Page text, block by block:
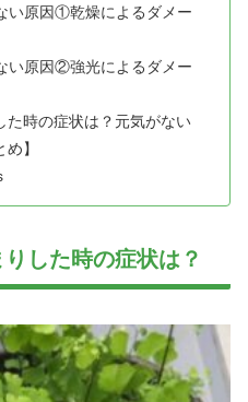
い原因①乾燥によるダメー
い原因②強光によるダメー
た時の症状は？元気がない
】
した時の症状は？